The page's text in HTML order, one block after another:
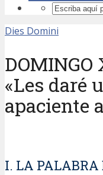
Dies Domini
DOMINGO
«Les daré
apaciente
I. LA PALABRA